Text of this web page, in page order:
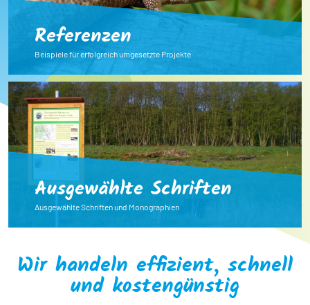
Referenzen
Beispiele für erfolgreich umgesetzte Projekte
Ausgewählte Schriften
Ausgewählte Schriften und Monographien
Wir handeln effizient, schnell
und kostengünstig